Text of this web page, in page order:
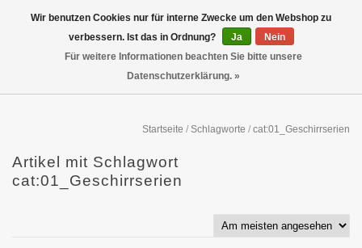
Startseite / Schlagworte / cat:01_Geschirrserien
Artikel mit Schlagwort
cat:01_Geschirrserien
Wir benutzen Cookies nur für interne Zwecke um den Webshop zu
verbessern. Ist das in Ordnung?
Ja
Nein
Für weitere Informationen beachten Sie bitte unsere
Datenschutzerklärung. »